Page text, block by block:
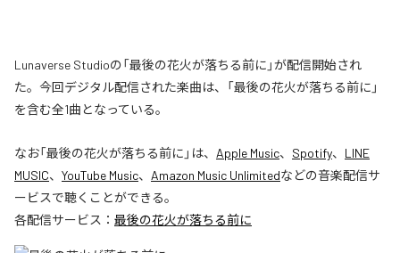
Lunaverse Studioの「最後の花火が落ちる前に」が配信開始され
た。今回デジタル配信された楽曲は、「最後の花火が落ちる前に」
を含む全1曲となっている。
なお「最後の花火が落ちる前に 」は、 Apple Music、 Spotify、 LINE
MUSIC、 YouTube Music、 Amazon Music Unlimitedなどの音楽配信サ
ービスで聴くことができる。
各配信サービス： 最後の花火が落ちる前に